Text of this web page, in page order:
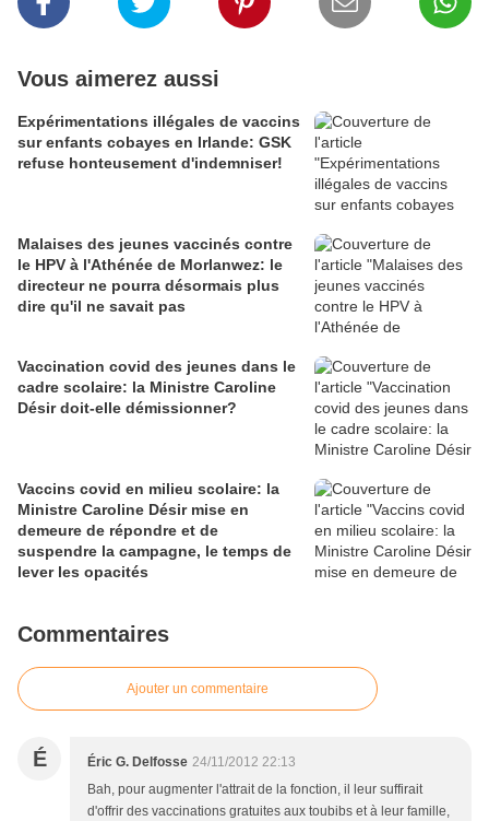
Vous aimerez aussi
Expérimentations illégales de vaccins
sur enfants cobayes en Irlande: GSK
refuse honteusement d'indemniser!
Malaises des jeunes vaccinés contre
le HPV à l'Athénée de Morlanwez: le
directeur ne pourra désormais plus
dire qu'il ne savait pas
Vaccination covid des jeunes dans le
cadre scolaire: la Ministre Caroline
Désir doit-elle démissionner?
Vaccins covid en milieu scolaire: la
Ministre Caroline Désir mise en
demeure de répondre et de
suspendre la campagne, le temps de
lever les opacités
Commentaires
Ajouter un commentaire
É Éric G. Delfosse 24/11/2012 22:13
Bah, pour augmenter l'attrait de la fonction, il leur suffirait
d'offrir des vaccinations gratuites aux toubibs et à leur famille,